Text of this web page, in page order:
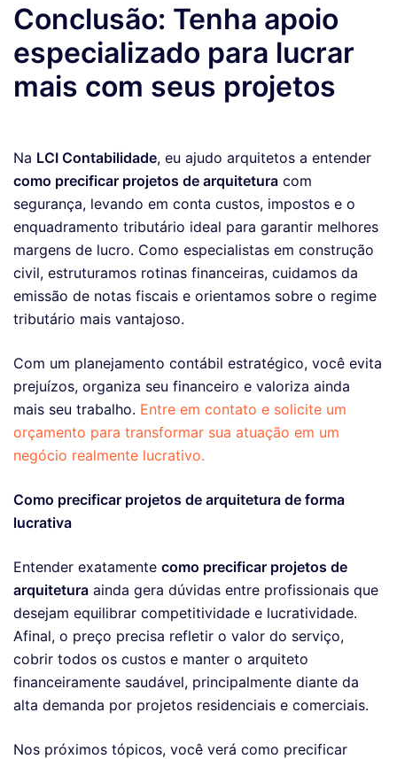
Conclusão: Tenha apoio
especializado para lucrar
mais com seus projetos
Na LCI Contabilidade, eu ajudo arquitetos a entender
como precificar projetos de arquitetura com
segurança, levando em conta custos, impostos e o
enquadramento tributário ideal para garantir melhores
margens de lucro. Como especialistas em construção
civil, estruturamos rotinas financeiras, cuidamos da
emissão de notas fiscais e orientamos sobre o regime
tributário mais vantajoso.
Com um planejamento contábil estratégico, você evita
prejuízos, organiza seu financeiro e valoriza ainda
mais seu trabalho. Entre em contato e solicite um
orçamento para transformar sua atuação em um
negócio realmente lucrativo.
Como precificar projetos de arquitetura de forma
lucrativa
Entender exatamente como precificar projetos de
arquitetura ainda gera dúvidas entre profissionais que
desejam equilibrar competitividade e lucratividade.
Afinal, o preço precisa refletir o valor do serviço,
cobrir todos os custos e manter o arquiteto
financeiramente saudável, principalmente diante da
alta demanda por projetos residenciais e comerciais.
Nos próximos tópicos, você verá como precificar